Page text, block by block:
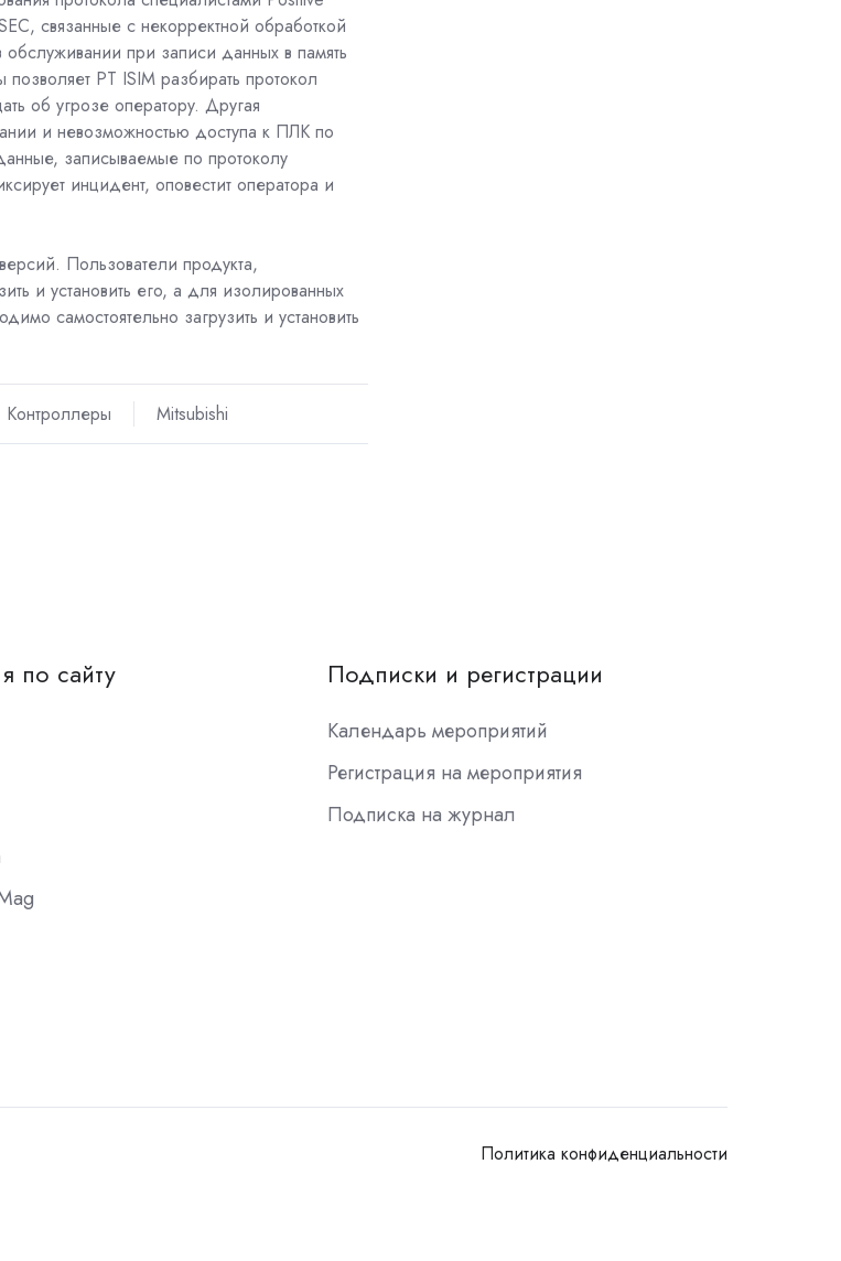
связанные с некорректной обработкой
обслуживании при записи данных в память
PT ISIM разбирать протокол
об угрозе оператору. Другая
и невозможностью доступа к ПЛК по
записываемые по протоколу
инцидент, оповестит оператора и
Пользователи продукта,
и установить его, а для изолированных
самостоятельно загрузить и установить
Контроллеры Mitsubishi
по сайту Подписки и регистрации
Календарь мероприятий
Регистрация на мероприятия
Подписка на журнал
Политика конфиденциальности